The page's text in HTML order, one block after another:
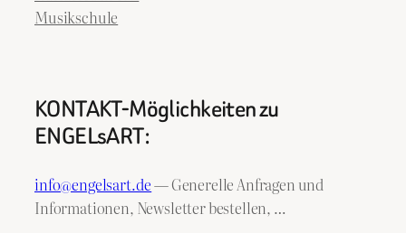
Musikschule
KONTAKT-Möglichkeiten zu
ENGELsART:
info@engelsart.de— Generelle Anfragen und
Informationen, Newsletter bestellen, …